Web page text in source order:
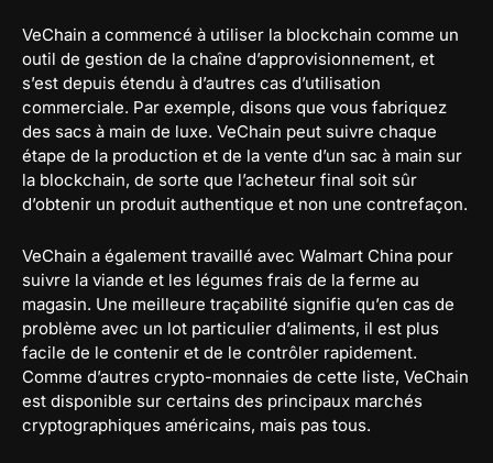
VeChain a commencé à utiliser la blockchain comme un
outil de gestion de la chaîne d’approvisionnement, et
s’est depuis étendu à d’autres cas d’utilisation
commerciale. Par exemple, disons que vous fabriquez
des sacs à main de luxe. VeChain peut suivre chaque
étape de la production et de la vente d’un sac à main sur
la blockchain, de sorte que l’acheteur final soit sûr
d’obtenir un produit authentique et non une contrefaçon.
VeChain a également travaillé avec Walmart China pour
suivre la viande et les légumes frais de la ferme au
magasin. Une meilleure traçabilité signifie qu’en cas de
problème avec un lot particulier d’aliments, il est plus
facile de le contenir et de le contrôler rapidement.
Comme d’autres crypto-monnaies de cette liste, VeChain
est disponible sur certains des principaux marchés
cryptographiques américains, mais pas tous.